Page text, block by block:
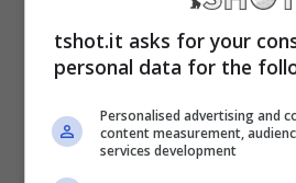
che senza troppi peli sulla
di essere da tempo in
una vera e propria
tshot.it asks for your
personal data for the
Personalised advertising and
content measurement,
services development